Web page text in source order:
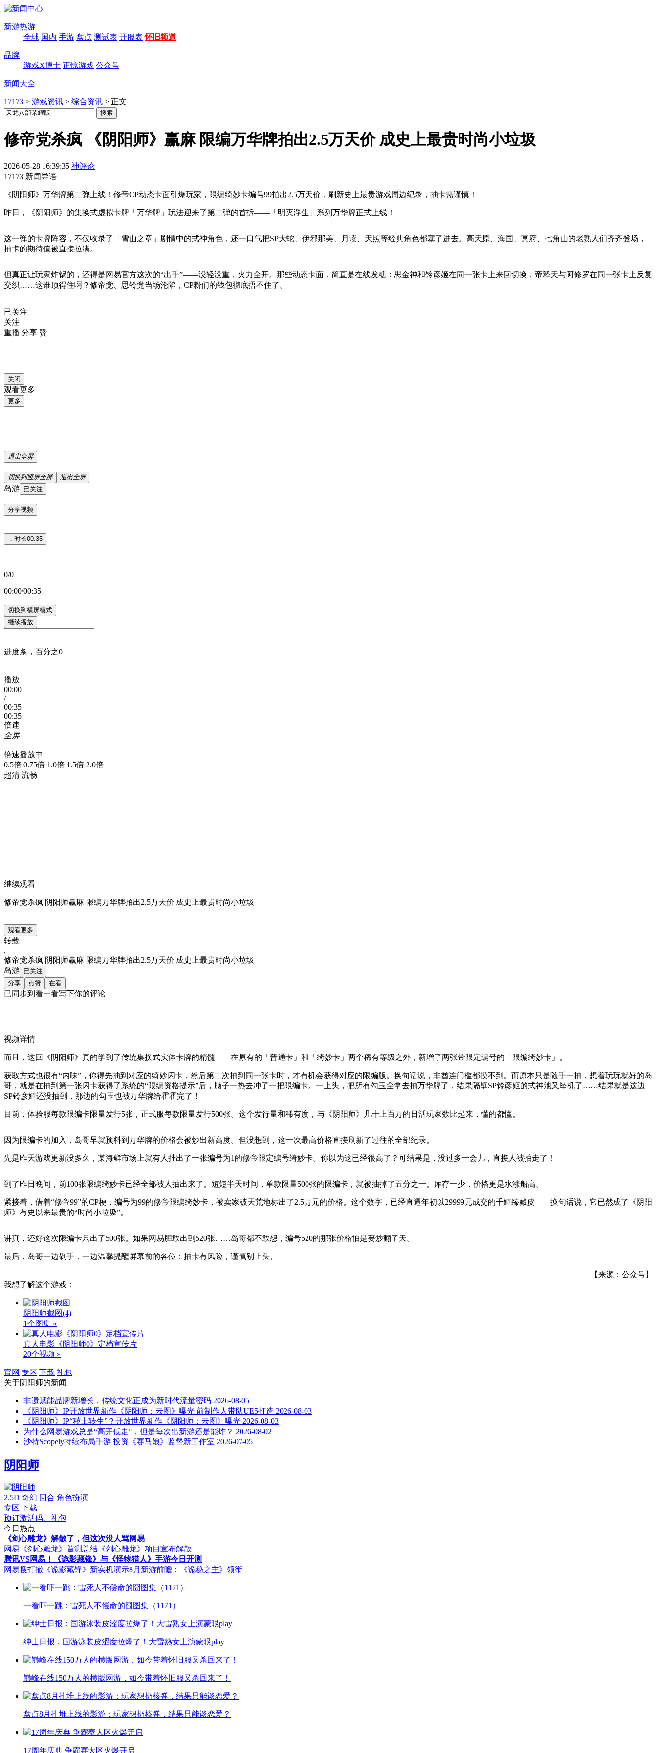
新游热游
全球 国内 手游 盘点 测试表 开服表 怀旧频道
品牌
游戏X博士 正惊游戏 公众号
新闻大全
17173 > 游戏资讯 > 综合资讯 > 正文
修帝党杀疯 《阴阳师》赢麻 限编万华牌拍出2.5万天价 成史上最贵时尚小垃圾
2026-05-28 16:39:35 神评论
17173 新闻导语
《阴阳师》万华牌第二弹上线！修帝CP动态卡面引爆玩家，限编绮妙卡编号99拍出2.5万天价，刷新史上最贵游戏周边纪录，抽卡需谨慎！
昨日，《阴阳师》的集换式虚拟卡牌「万华牌」玩法迎来了第二弹的首拆——「明灭浮生」系列万华牌正式上线！
这一弹的卡牌阵容，不仅收录了「雪山之章」剧情中的式神角色，还一口气把SP大蛇、伊邪那美、月读、天照等经典角色都塞了进去。高天原、海国、冥府、七角山的老熟人们齐齐登场，
抽卡的期待值被直接拉满。
但真正让玩家炸锅的，还得是网易官方这次的“出手”——没轻没重，火力全开。那些动态卡面，简直是在线发糖：思金神和铃彦姬在同一张卡上来回切换，帝释天与阿修罗在同一张卡上反复
交织……这谁顶得住啊？修帝党、思铃党当场沦陷，CP粉们的钱包彻底捂不住了。
已关注
关注
重播 分享 赞
关闭
观看更多
更多
退出全屏
切换到竖屏全屏 退出全屏
岛游 已关注
分享视频
，时长00:35
0/0
00:00/00:35
切换到横屏模式
继续播放
进度条，百分之0
播放
00:00
/
00:35
00:35
倍速
全屏
倍速播放中
0.5倍 0.75倍 1.0倍 1.5倍 2.0倍
超清 流畅
继续观看
修帝党杀疯 阴阳师赢麻 限编万华牌拍出2.5万天价 成史上最贵时尚小垃圾
观看更多
转载
,
修帝党杀疯 阴阳师赢麻 限编万华牌拍出2.5万天价 成史上最贵时尚小垃圾
岛游 已关注
分享
点赞 在看
已同步到看一看写下你的评论
视频详情
而且，这回《阴阳师》真的学到了传统集换式实体卡牌的精髓——在原有的「普通卡」和「绮妙卡」两个稀有等级之外，新增了两张带限定编号的「限编绮妙卡」。
获取方式也很有“内味”，你得先抽到对应的绮妙闪卡，然后第二次抽到同一张卡时，才有机会获得对应的限编版。换句话说，非酋连门槛都摸不到。而原本只是随手一抽，想着玩玩就好的岛
哥，就是在抽到第一张闪卡获得了系统的“限编资格提示”后，脑子一热去冲了一把限编卡。一上头，把所有勾玉全拿去抽万华牌了，结果隔壁SP铃彦姬的式神池又坠机了……结果就是这边
SP铃彦姬还没抽到，那边的勾玉也被万华牌给霍霍完了！
目前，体验服每款限编卡限量发行5张，正式服每款限量发行500张。这个发行量和稀有度，与《阴阳师》几十上百万的日活玩家数比起来，懂的都懂。
因为限编卡的加入，岛哥早就预料到万华牌的价格会被炒出新高度。但没想到，这一次最高价格直接刷新了过往的全部纪录。
先是昨天游戏更新没多久，某海鲜市场上就有人挂出了一张编号为1的修帝限定编号绮妙卡。你以为这已经很高了？可结果是，没过多一会儿，直接人被拍走了！
到了昨日晚间，前100张限编绮妙卡已经全部被人抽出来了。短短半天时间，单款限量500张的限编卡，就被抽掉了五分之一。库存一少，价格更是水涨船高。
紧接着，借着“修帝99”的CP梗，编号为99的修帝限编绮妙卡，被卖家破天荒地标出了2.5万元的价格。这个数字，已经直逼年初以29999元成交的千姬臻藏皮——换句话说，它已然成了《阴阳
师》有史以来最贵的“时尚小垃圾”。
讲真，还好这次限编卡只出了500张。如果网易胆敢出到520张……岛哥都不敢想，编号520的那张价格怕是要炒翻了天。
最后，岛哥一边剁手，一边温馨提醒屏幕前的各位：抽卡有风险，谨慎别上头。
【来源：公众号】
我想了解这个游戏：
阴阳师截图(4)
1个图集 »
真人电影《阴阳师0》定档宣传片
20个视频 »
官网 专区 下载 礼包
关于阴阳师的新闻
非遗赋能品牌新增长，传统文化正成为新时代流量密码 2026-08-05
《阴阳师》IP开放世界新作《阴阳师：云图》曝光 前制作人带队UE5打造 2026-08-03
《阴阳师》IP“秽土转生”？开放世界新作《阴阳师：云图》曝光 2026-08-03
为什么网易游戏总是“高开低走”，但是每次出新游还是能炸？ 2026-08-02
沙特Scopely持续布局手游 投资《赛马娘》监督新工作室 2026-07-05
阴阳师
2.5D 奇幻 回合 角色扮演
专区 下载
预订激活码、礼包
今日热点
《剑心雕龙》解散了，但这次没人骂网易
网易《剑心雕龙》首测总结 《剑心雕龙》项目宣布解散
腾讯VS网易！《诡影藏锋》与《怪物猎人》手游今日开测
网易搜打撤《诡影藏锋》新实机演示8月新游前瞻：《诡秘之主》领衔
一看吓一跳：雷死人不偿命的囧图集（1171）
绅士日报：国游泳装皮涩度拉爆了！大雷熟女上演蒙眼play
巅峰在线150万人的横版网游，如今带着怀旧服又杀回来了！
盘点8月扎堆上线的影游：玩家想扔核弹，结果只能谈恋爱？
17周年庆典 争霸赛大区火爆开启